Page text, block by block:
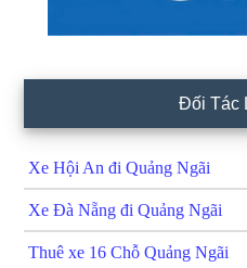
Đối Tác
Xe Hội An đi Quảng Ngãi
Xe Đà Nẵng đi Quảng Ngãi
Thuê xe 16 Chỗ Quảng Ngãi